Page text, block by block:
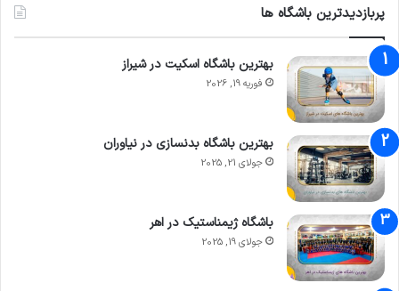
پربازدیدترین باشگاه ها
بهترین باشگاه اسکیت در شیراز
فوریه 19, 2026
بهترین باشگاه بدنسازی در نیاوران
جولای 21, 2025
باشگاه ژیمناستیک در اهر
جولای 19, 2025